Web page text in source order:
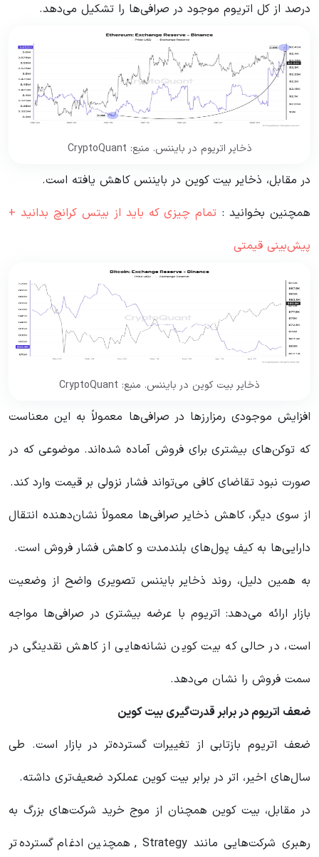
درصد از کل اتریوم موجود در صرافی‌ها را تشکیل می‌دهد.
ذخایر اتریوم در بایننس. منبع: CryptoQuant
در مقابل، ذخایر بیت کوین در بایننس کاهش یافته است.
همچنین بخوانید : تمام چیزی که باید از بیتس کرانچ بدانید +
پیش‌بینی قیمتی
ذخایر بیت کوین در بایننس. منبع: CryptoQuant
افزایش موجودی رمزارزها در صرافی‌ها معمولاً به این معناست
که توکن‌های بیشتری برای فروش آماده شده‌اند. موضوعی که در
صورت نبود تقاضای کافی می‌تواند فشار نزولی بر قیمت وارد کند.
از سوی دیگر، کاهش ذخایر صرافی‌ها معمولاً نشان‌دهنده انتقال
دارایی‌ها به کیف پول‌های بلندمدت و کاهش فشار فروش است.
به همین دلیل، روند ذخایر بایننس تصویری واضح از وضعیت
بازار ارائه می‌دهد: اتریوم با عرضه بیشتری در صرافی‌ها مواجه
است، در حالی که بیت کوین نشانه‌هایی از کاهش نقدینگی در
سمت فروش را نشان می‌دهد.
ضعف اتریوم در برابر قدرت‌گیری بیت کوین
ضعف اتریوم بازتابی از تغییرات گسترده‌تر در بازار است. طی
سال‌های اخیر، اتر در برابر بیت کوین عملکرد ضعیف‌تری داشته.
در مقابل، بیت کوین همچنان از موج خرید شرکت‌های بزرگ به
رهبری شرکت‌هایی مانند Strategy , همچنین ادغام گسترده‌تر